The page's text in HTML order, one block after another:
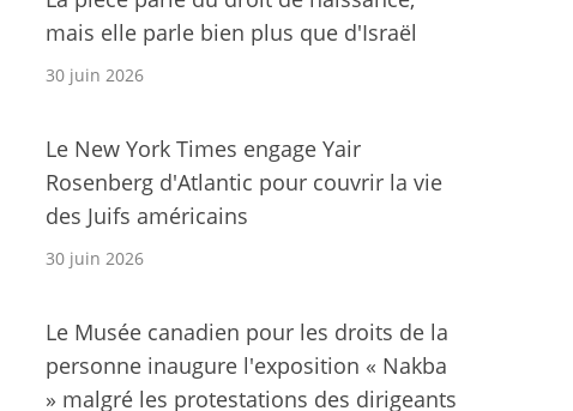
mais elle parle bien plus que d'Israël
30 juin 2026
Le New York Times engage Yair
Rosenberg d'Atlantic pour couvrir la vie
des Juifs américains
30 juin 2026
Le Musée canadien pour les droits de la
personne inaugure l'exposition « Nakba
» malgré les protestations des dirigeants